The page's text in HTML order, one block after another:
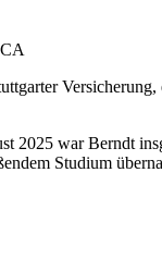
2025 war Berndt
Studium